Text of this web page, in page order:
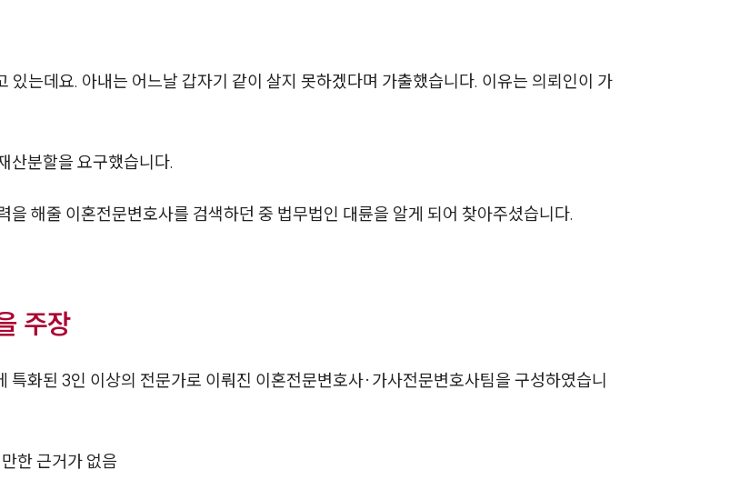
부소개
글로벌 파트너 로펌
업무사례
는데요. 아내는 어느날 갑자기 같이 살지 못하겠다며 가출했습니다. 이유는 의뢰인이 가
산분할을 요구했습니다.
해줄 이혼전문변호사를 검색하던 중 법무법인 대륜을 알게 되어 찾아주셨습니다.
주장
화된 3인 이상의 전문가로 이뤄진 이혼전문변호사·가사전문변호사팀을 구성하였습니
한 근거가 없음